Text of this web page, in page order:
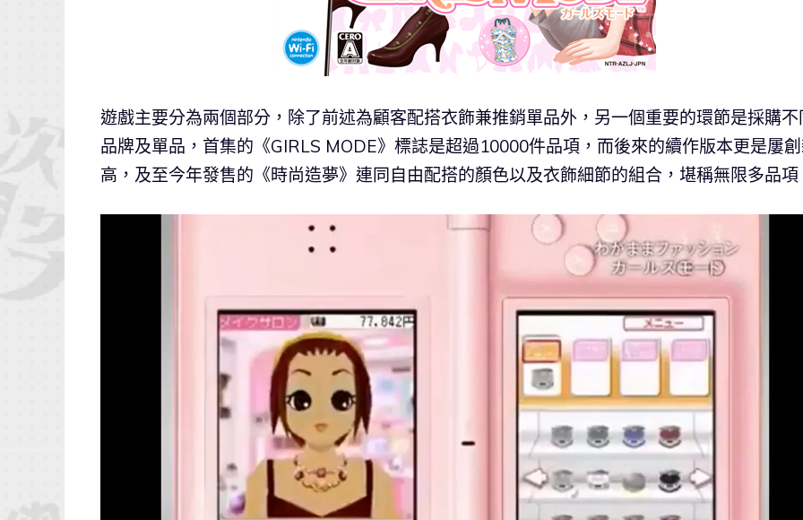
遊戲主要分為兩個部分，除了前述為顧客配搭衣飾兼推銷單品外，另一個重要的環節是採購不
品牌及單品，首集的《GIRLS MODE》標誌是超過10000件品項，而後來的續作版本更是屢
高，及至今年發售的《時尚造夢》連同自由配搭的顏色以及衣飾細節的組合，堪稱無限多品項